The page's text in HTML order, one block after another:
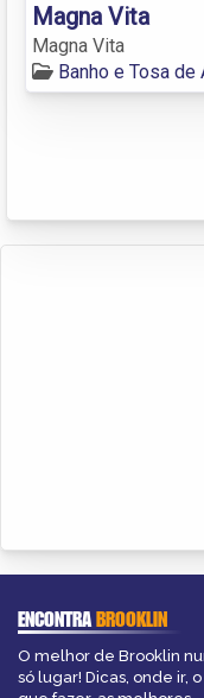
Magna Vita
Magna Vita
Banho e Tosa
ENCONTRABROOKLIN
O melhor de Brooklin
só lugar! Dicas, onde ir, o